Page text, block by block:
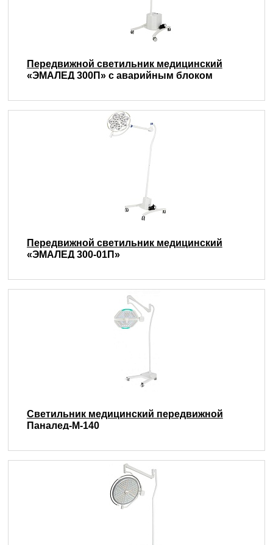
Передвижной светильник медицинский
«ЭМАЛЕД 300П» с аварийным блоком
Передвижной светильник медицинский
«ЭМАЛЕД 300-01П»
Светильник медицинский передвижной
Паналед-М-140